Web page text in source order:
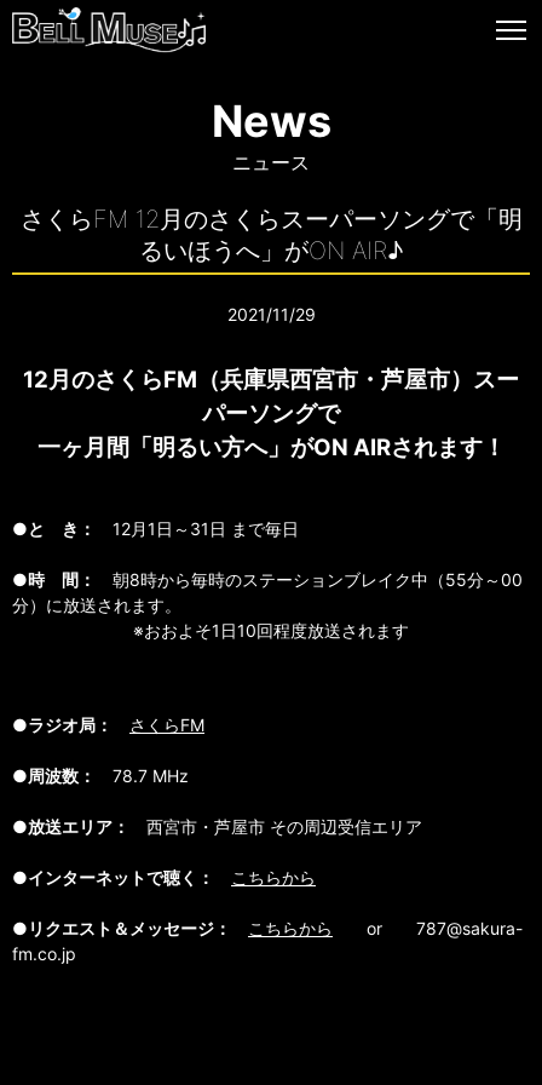
News
ニュース
さくらFM 12月のさくらスーパーソングで「明
るいほうへ」がON AIR♪
2021/11/29
12月のさくらFM（兵庫県西宮市・芦屋市）スー
パーソングで
一ヶ月間「明るい方へ」がON AIRされます！
●と き： 12月1日～31日 まで毎日
●時 間： 朝8時から毎時のステーションブレイク中（55分～00
分）に放送されます。
※おおよそ1日10回程度放送されます
●ラジオ局： さくらFM
●周波数： 78.7 MHz
●放送エリア： 西宮市・芦屋市 その周辺受信エリア
●インターネットで聴く： こちらから
●リクエスト＆メッセージ： こちらから
or 787@sakura-
fm.co.jp